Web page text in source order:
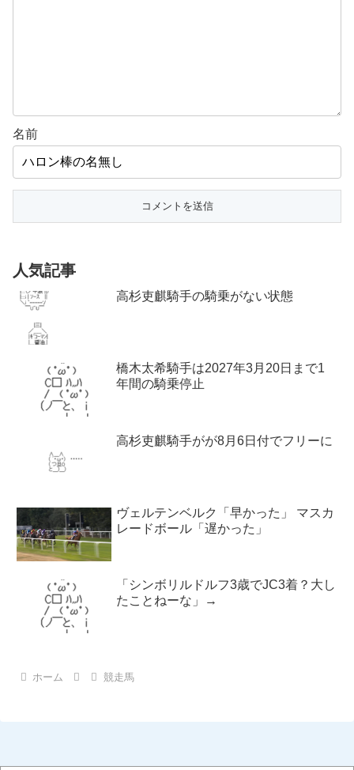
名前
人気記事
高杉吏麒騎手の騎乗がない状態
橋木太希騎手は2027年3月20日まで1
年間の騎乗停止
高杉吏麒騎手がが8月6日付でフリーに
ヴェルテンベルク「早かった」 マスカ
レードボール「遅かった」
「シンボリルドルフ3歳でJC3着？大し
たことねーな」→
ホーム 競走馬